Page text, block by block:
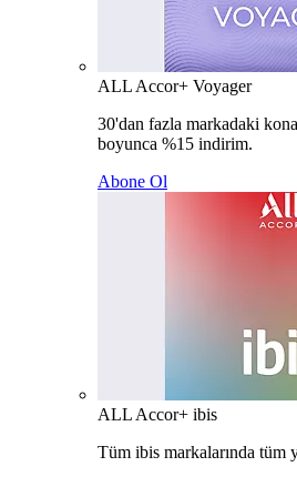
ALL Accor+ Voyager
30'dan fazla markadaki
boyunca %15 indirim.
Abone Ol
ALL Accor+ ibis
Tüm ibis markalarında tüm